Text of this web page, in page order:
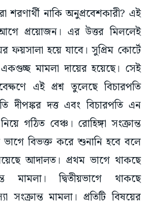
শরণার্থী নাকি অনুপ্রবেশকারী? এই
আগে প্রয়োজন। এর উত্তর মিললেই
ফয়সালা হয়ে যাবে। সুপ্রিম কোর্টে
একগুচ্ছ মামলা দায়ের হয়েছে। সেই
এই প্রশ্ন তুলেছে বিচারপতি
দীপঙ্কর দত্ত এবং বিচারপতি এন
গঠিত বেঞ্চ। রোহিঙ্গা সংক্রান্ত
ভাগে বিভক্ত করে শুনানি হবে বলে
আদালত। প্রথম ভাগে থাকছে
মামলা। দ্বিতীয়ভাগে থাকছে
সংক্রান্ত মামলা। প্রতিটি বিষয়ের